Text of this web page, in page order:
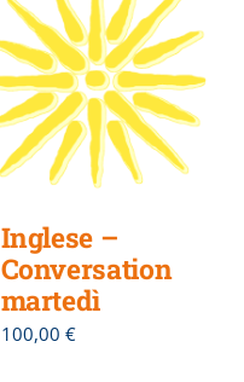
Inglese –
Conversation
martedì
100,00 €